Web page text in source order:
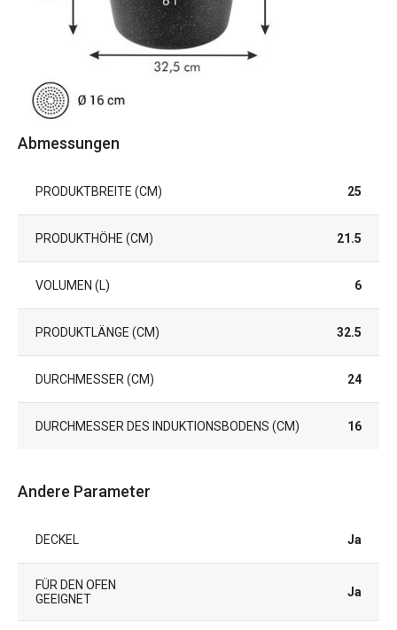
Abmessungen
PRODUKTBREITE (CM) 25
PRODUKTHÖHE (CM) 21.5
VOLUMEN (L) 6
PRODUKTLÄNGE (CM) 32.5
DURCHMESSER (CM) 24
DURCHMESSER DES INDUKTIONSBODENS (CM) 16
Andere Parameter
DECKEL Ja
FÜR DEN OFEN
GEEIGNET
Ja